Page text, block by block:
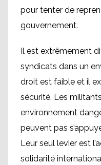
pour tenter de
gouvernement.
Il est extrêmement
syndicats dans un
droit est faible et il
sécurité. Les
environnement
peuvent pas
Leur seul levier est
solidarité